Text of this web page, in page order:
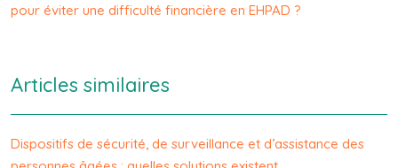
pour éviter une difficulté financière en EHPAD ?
Articles similaires
Dispositifs de sécurité, de surveillance et d’assistance des